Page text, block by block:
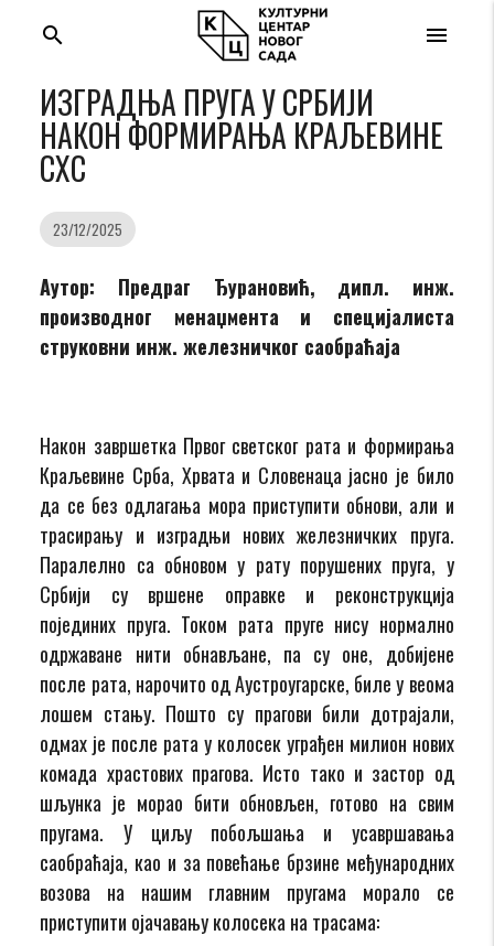
menu
search
ИЗГРАДЊА ПРУГА У СРБИЈИ
НАКОН ФОРМИРАЊА КРАЉЕВИНЕ
СХС
23/12/2025
Аутор: Предраг Ђурановић, дипл. инж.
производног менаџмента и специјалиста
струковни инж. железничког саобраћаја
Након завршетка Првог светског рата и формирања
Краљевине Срба, Хрвата и Словенаца јасно је било
да се без одлагaња мора приступити обнови, али и
трасирању и изградњи нових железничких пруга.
Паралелно са обновом у рату порушених пруга, у
Србији су вршене оправке и реконструкцијa
појединих пруга. Током рата пруге нису нормално
одржаване нити обнављане, па су oнe, добијене
после рата, нарочито од Аустроугарске, биле у веома
лошем стању. Пошто су прагови били дотрајали,
одмах је после рата у колосек уграђен милион нових
комада храстових прагова. Исто тако и застор oд
шљунка је морао бити обновљен, готово на свим
пругама. У циљу побољшања и усавршавања
саобраћаја, као и за повећање брзине међународних
возова на нашим главним пругама морало се
приступити ојачавању колосека на трасама: